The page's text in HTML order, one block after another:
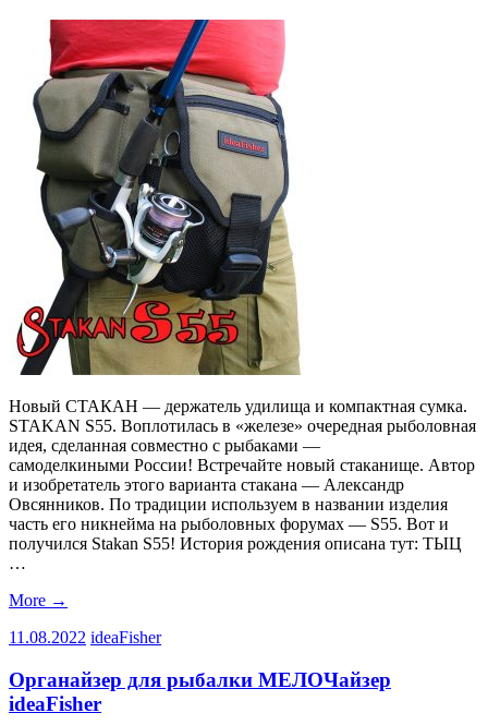
Новый СТАКАН — держатель удилища и компактная сумка.
STAKAN S55. Воплотилась в «железе» очередная рыболовная
идея, сделанная совместно с рыбаками —
самоделкиными России! Встречайте новый стаканище. Автор
и изобретатель этого варианта стакана — Александр
Овсянников. По традиции используем в названии изделия
часть его никнейма на рыболовных форумах — S55. Вот и
получился Stakan S55! История рождения описана тут: ТЫЦ
…
More →
11.08.2022 ideaFisher
Органайзер для рыбалки МЕЛОЧайзер
ideaFisher